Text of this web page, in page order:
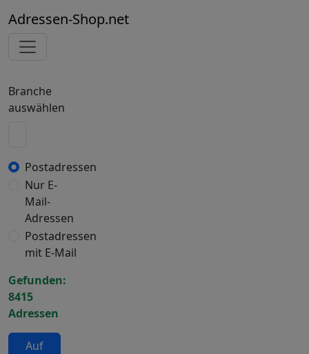
Adressen-Shop.net
Branche
auswählen
Postadressen
Nur E-
Mail-
Adressen
Postadressen
mit E-Mail
Gefunden:
8415
Adressen
Auf